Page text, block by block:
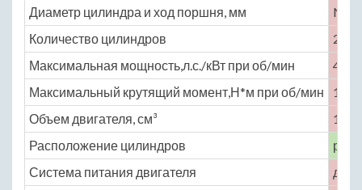
Диаметр цилиндра и ход поршня, мм
No
Количество цилиндров
2
Максимальная мощность,л.с./кВт при об/мин
48 /
Максимальный крутящий момент,Н*м при об/мин
121
Объем двигателя, см³
1000
Расположение цилиндров
Система питания двигателя